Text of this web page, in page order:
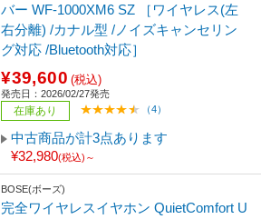
バー WF-1000XM6 SZ ［ワイヤレス(左
右分離) /カナル型 /ノイズキャンセリン
グ対応 /Bluetooth対応］
¥39,600 (税込)
発売日：2026/02/27発売
在庫あり （4）
中古商品が計3点あります
¥32,980(税込)～
BOSE(ボーズ)
完全ワイヤレスイヤホン QuietComfort U